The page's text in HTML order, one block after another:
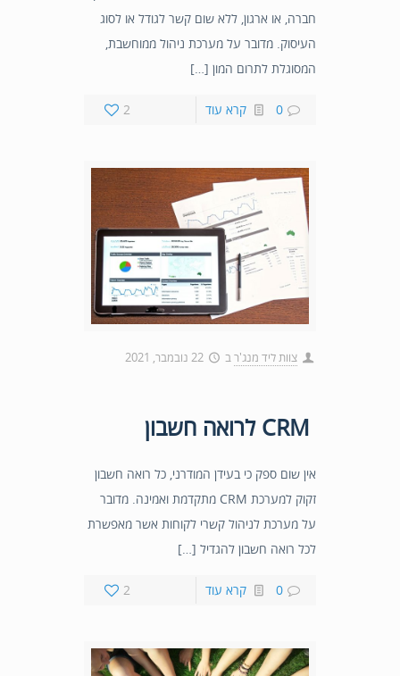
חברה, או ארגון, ללא שום קשר לגודל או לסוג
העיסוק. מדובר על מערכת ניהול ממוחשבת,
המסוגלת לתרום המון […]
2 0 קרא עוד
צוות ליד מנג'רב 22 נובמבר, 2021
אין שום ספק כי בעידן המודרני, כל רואה חשבון
זקוק למערכת CRM מתקדמת ואמינה. מדובר
על מערכת לניהול קשרי לקוחות אשר מאפשרת
לכל רואה חשבון להגדיל […]
2 0 קרא עוד